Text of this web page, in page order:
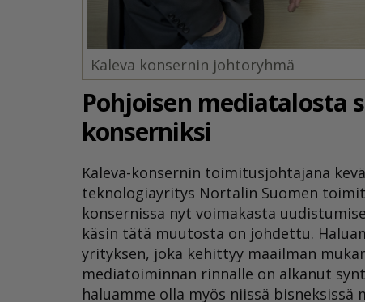
Kaleva konsernin johtoryhmä
Pohjoisen mediatalosta
konserniksi
Kaleva-konsernin toimitusjohtajana
teknologiayritys Nortalin Suomen
konsernissa nyt voimakasta
käsin tätä muutosta on johdettu.
yrityksen, joka kehittyy maailman
mediatoiminnan rinnalle on alkanut
haluamme olla myös niissä bisneksissä